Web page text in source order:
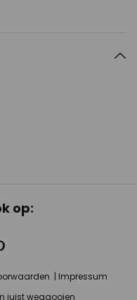
op:
Impressum
juist weggooien